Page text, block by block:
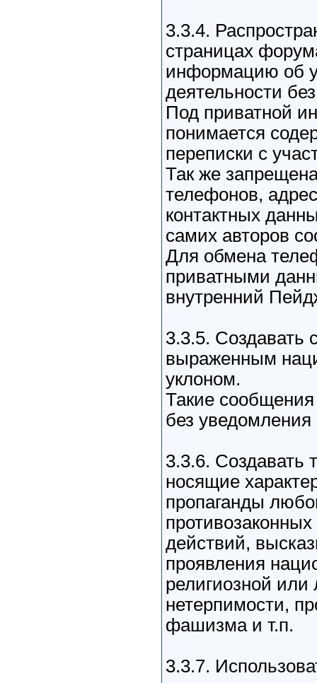
3.3.4.
страницах
информацию об
деятельности
Под приватной
понимается
переписки с
Так же
телефонов,
контактных
самих авторов
Для обмена
приватными
внутренний
3.3.5. Создавать
выраженным
уклоном.
Такие
без
3.3.6. Создавать
носящие
пропаганды
действий,
проявления
религиозной или
нетерпимости,
фашизма и т.п.
3.3.7.